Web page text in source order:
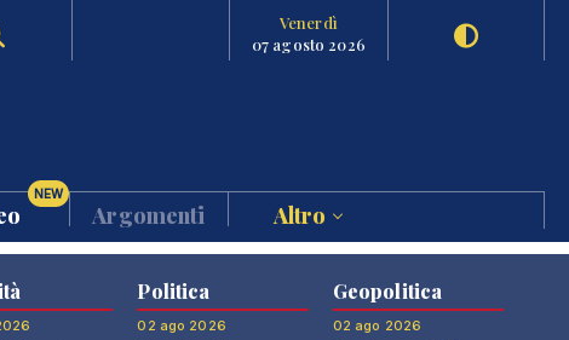
Venerdì
07 agosto 2026
NEW
Argomenti Altro
Politica
02 ago 2026
Geopolitica
02 ago 2026